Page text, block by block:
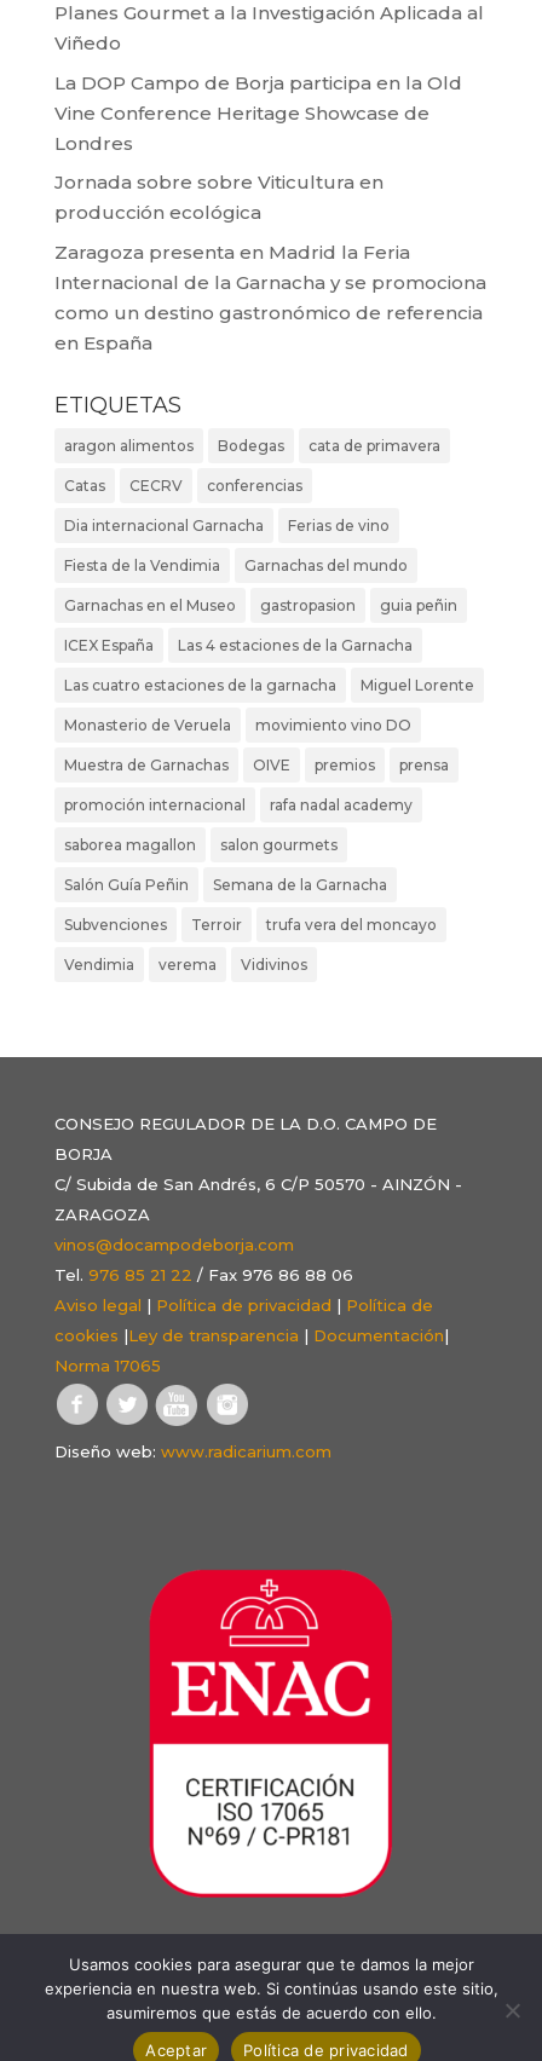
Planes Gourmet a la Investigación Aplicada al
Viñedo
La DOP Campo de Borja participa en la Old
Vine Conference Heritage Showcase de
Londres
Jornada sobre sobre Viticultura en
producción ecológica
Zaragoza presenta en Madrid la Feria
Internacional de la Garnacha y se promociona
como un destino gastronómico de referencia
en España
ETIQUETAS
aragon alimentos Bodegas cata de primavera
Catas CECRV conferencias
Dia internacional Garnacha Ferias de vino
Fiesta de la Vendimia Garnachas del mundo
Garnachas en el Museo gastropasion guia peñin
ICEX España Las 4 estaciones de la Garnacha
Las cuatro estaciones de la garnacha Miguel Lorente
Monasterio de Veruela movimiento vino DO
Muestra de Garnachas OIVE premios prensa
promoción internacional rafa nadal academy
saborea magallon salon gourmets
Salón Guía Peñin Semana de la Garnacha
Subvenciones Terroir trufa vera del moncayo
Vendimia verema Vidivinos
CONSEJO REGULADOR DE LA D.O. CAMPO DE
BORJA
C/ Subida de San Andrés, 6 C/P 50570 - AINZÓN -
ZARAGOZA
vinos@docampodeborja.com
Tel. 976 85 21 22 / Fax 976 86 88 06
Aviso legal | Política de privacidad | Política de
cookies |Ley de transparencia | Documentación|
Norma 17065
Diseño web: www.radicarium.com
Usamos cookies para asegurar que te damos la mejor
experiencia en nuestra web. Si continúas usando este sitio,
asumiremos que estás de acuerdo con ello.
Aceptar
Política de privacidad